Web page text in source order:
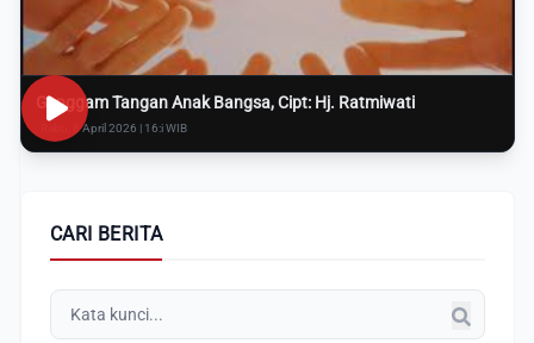
Genggam Tangan Anak Bangsa, Cipt: Hj. Ratmiwati
Rabu, 8 April 2026 | 16:i WIB
CARI BERITA